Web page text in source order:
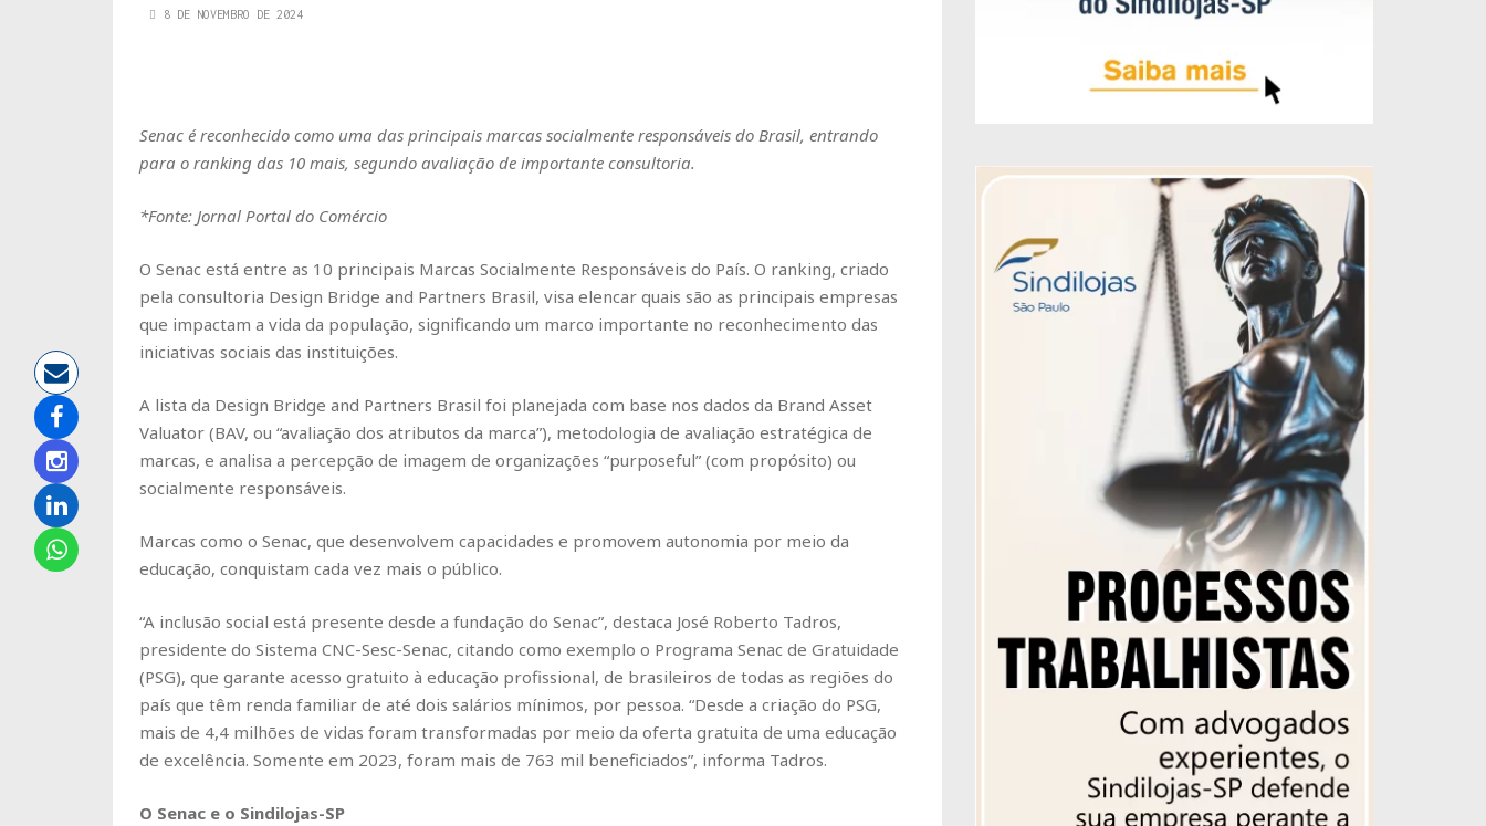
8 DE NOVEMBRO DE 2024
Senac é reconhecido como uma das principais marcas socialmente responsáveis do Brasil, entrando
para o ranking das 10 mais, segundo avaliação de importante consultoria.
*Fonte: Jornal Portal do Comércio
O Senac está entre as 10 principais Marcas Socialmente Responsáveis do País. O ranking, criado
pela consultoria Design Bridge and Partners Brasil, visa elencar quais são as principais empresas
que impactam a vida da população, significando um marco importante no reconhecimento das
iniciativas sociais das instituições.
A lista da Design Bridge and Partners Brasil foi planejada com base nos dados da Brand Asset
Valuator (BAV, ou “avaliação dos atributos da marca”), metodologia de avaliação estratégica de
marcas, e analisa a percepção de imagem de organizações “purposeful” (com propósito) ou
socialmente responsáveis.
Marcas como o Senac, que desenvolvem capacidades e promovem autonomia por meio da
educação, conquistam cada vez mais o público.
“A inclusão social está presente desde a fundação do Senac”, destaca José Roberto Tadros,
presidente do Sistema CNC-Sesc-Senac, citando como exemplo o Programa Senac de Gratuidade
(PSG), que garante acesso gratuito à educação profissional, de brasileiros de todas as regiões do
país que têm renda familiar de até dois salários mínimos, por pessoa. “Desde a criação do PSG,
mais de 4,4 milhões de vidas foram transformadas por meio da oferta gratuita de uma educação
de excelência. Somente em 2023, foram mais de 763 mil beneficiados”, informa Tadros.
O Senac e o Sindilojas-SP